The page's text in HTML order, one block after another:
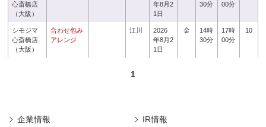
心斎橋店
（大阪）
年8月2
1日
30分
00分
シモジマ
心斎橋店
（大阪）
合わせ包み
アレンジ
江川
2026
年8月2
1日
金
14時
30分
17時
00分
10
1
企業情報 IR情報